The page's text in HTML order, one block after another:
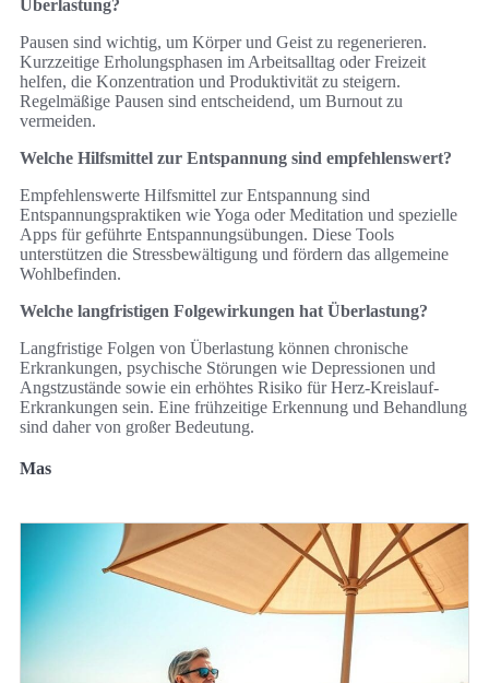
Überlastung?
Pausen sind wichtig, um Körper und Geist zu regenerieren.
Kurzzeitige Erholungsphasen im Arbeitsalltag oder Freizeit
helfen, die Konzentration und Produktivität zu steigern.
Regelmäßige Pausen sind entscheidend, um Burnout zu
vermeiden.
Welche Hilfsmittel zur Entspannung sind empfehlenswert?
Empfehlenswerte Hilfsmittel zur Entspannung sind
Entspannungspraktiken wie Yoga oder Meditation und spezielle
Apps für geführte Entspannungsübungen. Diese Tools
unterstützen die Stressbewältigung und fördern das allgemeine
Wohlbefinden.
Welche langfristigen Folgewirkungen hat Überlastung?
Langfristige Folgen von Überlastung können chronische
Erkrankungen, psychische Störungen wie Depressionen und
Angstzustände sowie ein erhöhtes Risiko für Herz-Kreislauf-
Erkrankungen sein. Eine frühzeitige Erkennung und Behandlung
sind daher von großer Bedeutung.
Mas